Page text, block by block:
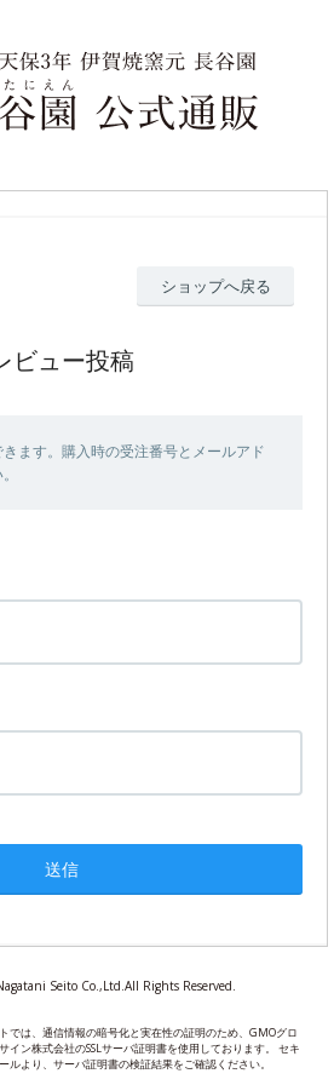
ショップへ戻る
ビュー投稿
ます。購入時の受注番号とメールアド
Seito Co.,Ltd.All Rights Reserved.
では、通信情報の暗号化と実在性の証明のため、GMOグロ
イン株式会社のSSLサーバ証明書を使用しております。 セキ
ルより、サーバ証明書の検証結果をご確認ください。